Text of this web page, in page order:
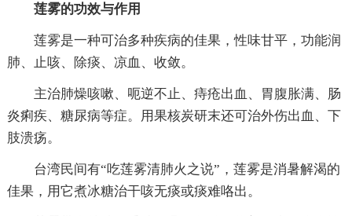
莲雾的功效与作用
莲雾是一种可治多种疾病的佳果，性味甘平，功能润
肺、止咳、除痰、凉血、收敛。
主治肺燥咳嗽、呃逆不止、痔疮出血、胃腹胀满、肠
炎痢疾、糖尿病等症。用果核炭研末还可治外伤出血、下
肢溃疡。
台湾民间有“吃莲雾清肺火之说”，莲雾是消暑解渴的
佳果，用它煮冰糖治干咳无痰或痰难咯出。